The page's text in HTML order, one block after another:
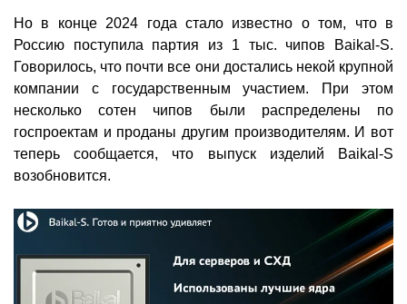
Но в конце 2024 года стало известно о том, что в
Россию поступила партия из 1 тыс. чипов Baikal-S.
Говорилось, что почти все они достались некой крупной
компании с государственным участием. При этом
несколько сотен чипов были распределены по
госпроектам и проданы другим производителям. И вот
теперь сообщается, что выпуск изделий Baikal-S
возобновится.